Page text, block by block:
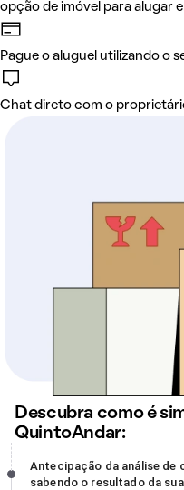
opção de imóvel para alugar
Pague o aluguel utilizando o
Chat direto com o
Descubra como é
QuintoAndar:
Antecipação da análise de
sabendo o resultado da sua
Antecipação da análise
sabendo o resultado da